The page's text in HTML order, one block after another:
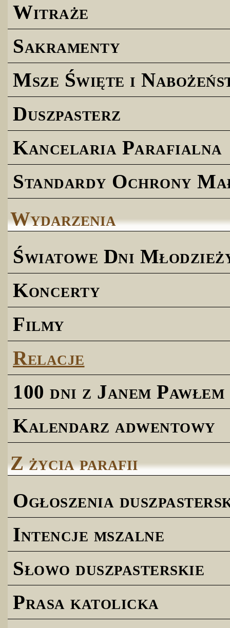
Witraże
Sakramenty
Msze Święte i
Duszpasterz
Kancelaria Parafialna
Standardy Ochrony
Wydarzenia
Światowe Dni
Koncerty
Filmy
Relacje
100 dni z Janem
Kalendarz adwentowy
Z życia parafii
Ogłoszenia
Intencje mszalne
Słowo duszpasterskie
Prasa katolicka